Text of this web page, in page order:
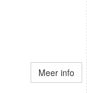
Meer info